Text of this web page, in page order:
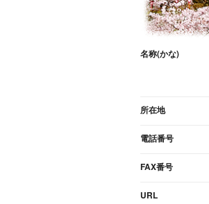
名称(かな)
所在地
電話番号
FAX番号
URL